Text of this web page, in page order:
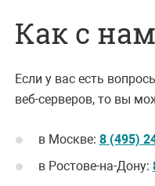
Как с
Если у вас есть
веб-серверов, то вы
в Москве: 8 (495)
в Ростове-на-Дону: